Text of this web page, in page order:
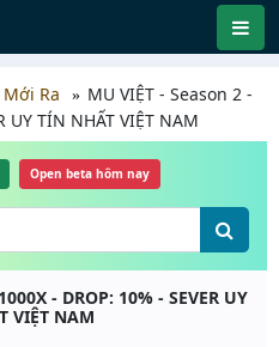
Ra
MU VIỆT - Season 2 -
UY TÍN NHẤT VIỆT NAM
Open beta hôm nay
- DROP: 10% - SEVER UY
VIỆT NAM